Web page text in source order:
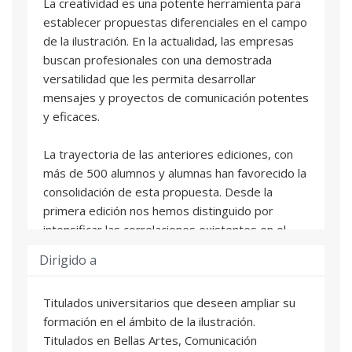
establecer propuestas diferenciales en el campo
de la ilustración. En la actualidad, las empresas
buscan profesionales con una demostrada
versatilidad que les permita desarrollar
mensajes y proyectos de comunicación potentes
y eficaces.
La trayectoria de las anteriores ediciones, con
más de 500 alumnos y alumnas han favorecido la
consolidación de esta propuesta. Desde la
primera edición nos hemos distinguido por
intensificar las correlaciones existentes en el
constantemente y a la luz de los cambios que se
programa formativo. Esta capacidad de
innovación y actualización nos ha llevado a tener
unos excelentes resultados que nos gustaría
Dirigido a
Titulados universitarios que deseen ampliar su
formación en el ámbito de la ilustración.
Titulados en Bellas Artes, Comunicación